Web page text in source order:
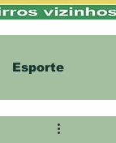
Esporte